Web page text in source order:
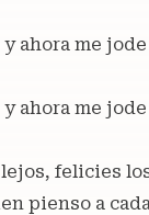
ahora me
ahora me
felicies
pienso a